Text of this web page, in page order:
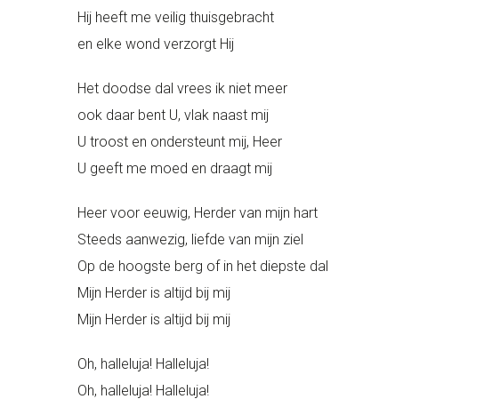
Hij heeft me veilig thuisgebracht
en elke wond verzorgt Hij
Het doodse dal vrees ik niet meer
ook daar bent U, vlak naast mij
U troost en ondersteunt mij, Heer
U geeft me moed en draagt mij
Heer voor eeuwig, Herder van mijn hart
Steeds aanwezig, liefde van mijn ziel
Op de hoogste berg of in het diepste dal
Mijn Herder is altijd bij mij
Mijn Herder is altijd bij mij
Oh, halleluja! Halleluja!
Oh, halleluja! Halleluja!